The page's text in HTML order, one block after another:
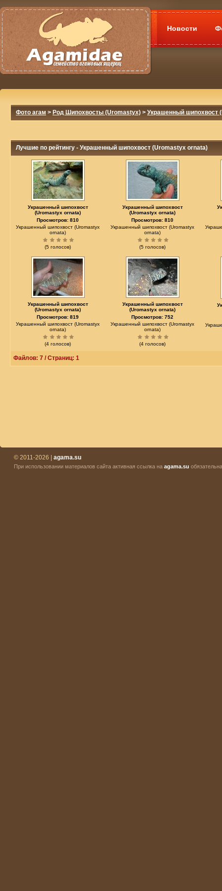
Новости
Фото агам > Род Шипохвосты (Uromastyx) > Украшенный шипохвост
Лучшие по рейтингу - Украшенный шипохвост (Uromastyx ornata)
Украшенный шипохвост
(Uromastyx ornata)
Просмотров: 810
Украшенный шипохвост (Uromastyx
ornata)
(5 голосов)
Украшенный шипохвост
(Uromastyx ornata)
Просмотров: 810
Украшенный шипохвост (Uromastyx
ornata)
(5 голосов)
Украшенный шипохвост
(Uromastyx ornata)
Просмотров: 819
Украшенный шипохвост (Uromastyx
ornata)
(4 голосов)
Украшенный шипохвост
(Uromastyx ornata)
Просмотров: 752
Украшенный шипохвост (Uromastyx
ornata)
(4 голосов)
Файлов: 7 / Страниц: 1
© 2011-2026 | agama.su
При использовании материалов сайта активная ссылка на agama.su